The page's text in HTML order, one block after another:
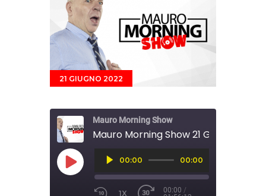
21 GIUGNO 2022
Mauro Morning Show
Mauro Morning Show 21 Giugno 2022
PLAY EPISODE
Audio
Player00:00 00:00
1X 00:00 /